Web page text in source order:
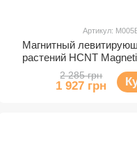
Артикул:
Магнитный
растений HCNT
2 285 грн
1 927 грн